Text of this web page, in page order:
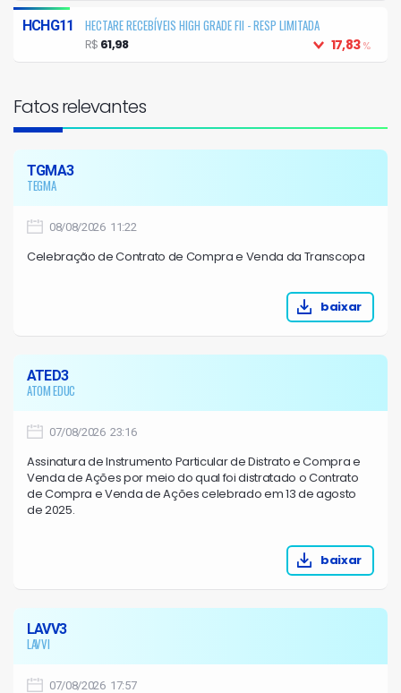
HCHG11
HECTARE RECEBÍVEIS HIGH GRADE FII - RESP LIMITADA
17,83%
R$ 61,98
Fatos relevantes
TGMA3
TEGMA
08/08/2026 11:22
Celebração de Contrato de Compra e Venda da Transcopa
baixar
ATED3
ATOM EDUC
07/08/2026 23:16
Assinatura de Instrumento Particular de Distrato e Compra e
Venda de Ações por meio do qual foi distratado o Contrato
de Compra e Venda de Ações celebrado em 13 de agosto
de 2025.
baixar
LAVV3
LAVVI
07/08/2026 17:57